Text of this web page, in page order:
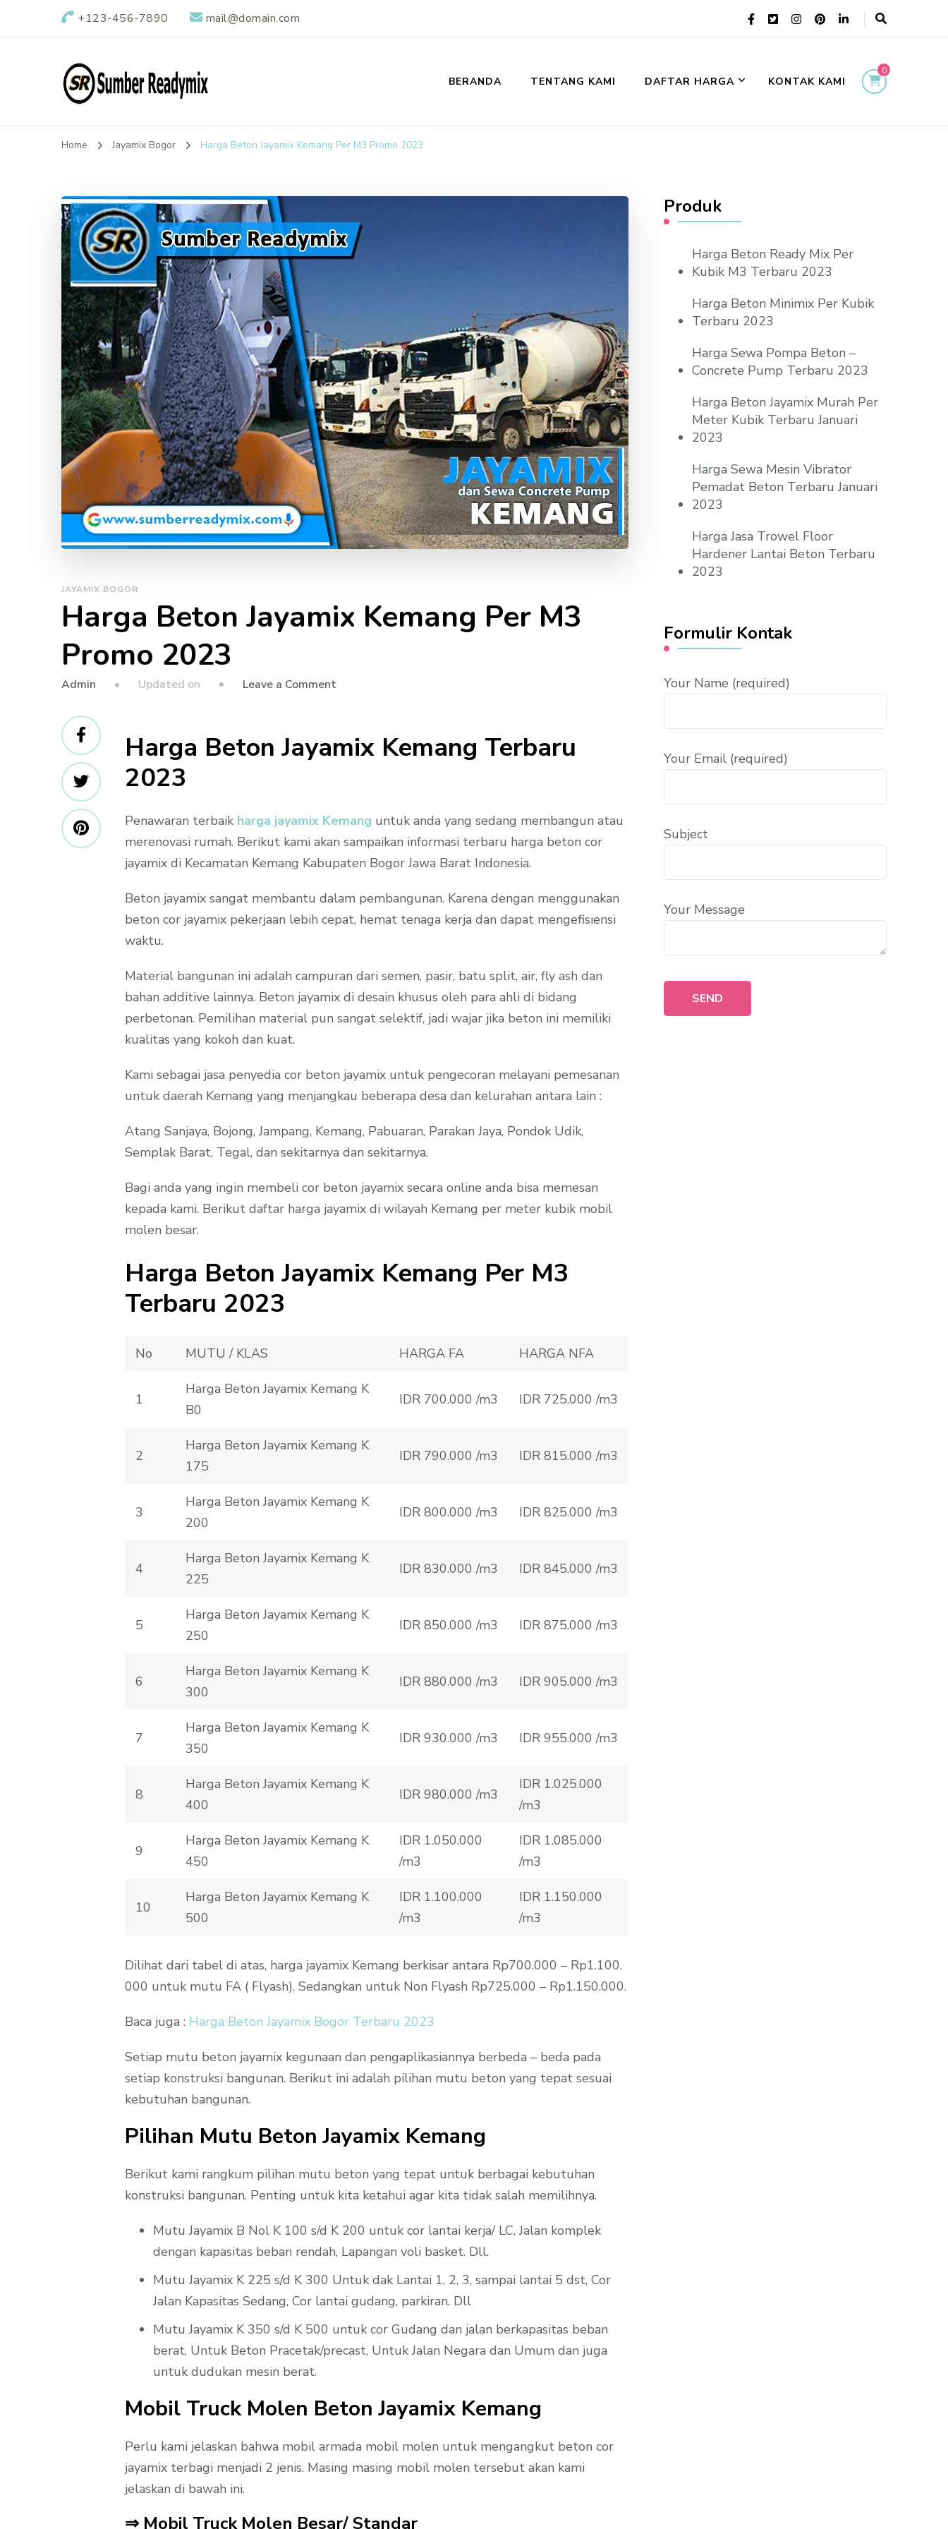
+123-456-7890 mail@domain.com
Sumber Readymix
BERANDA TENTANG KAMI DAFTAR HARGA KONTAK KAMI
0
Home Jayamix Bogor Harga Beton Jayamix Kemang Per M3 Promo 2023
JAYAMIX BOGOR
Harga Beton Jayamix Kemang Per M3
Promo 2023
Admin Updated on Leave a Commenton
Jayamix
Kemang
Promo
2023
Harga Beton Jayamix Kemang Terbaru
2023
Penawaran terbaik harga jayamix Kemang untuk anda yang sedang membangun atau
merenovasi rumah. Berikut kami akan sampaikan informasi terbaru harga beton cor
jayamix di Kecamatan Kemang Kabupaten Bogor Jawa Barat Indonesia.
Beton jayamix sangat membantu dalam pembangunan. Karena dengan menggunakan
beton cor jayamix pekerjaan lebih cepat, hemat tenaga kerja dan dapat mengefisiensi
waktu.
Material bangunan ini adalah campuran dari semen, pasir, batu split, air, fly ash dan
bahan additive lainnya. Beton jayamix di desain khusus oleh para ahli di bidang
perbetonan. Pemilihan material pun sangat selektif, jadi wajar jika beton ini memiliki
kualitas yang kokoh dan kuat.
Kami sebagai jasa penyedia cor beton jayamix untuk pengecoran melayani pemesanan
untuk daerah Kemang yang menjangkau beberapa desa dan kelurahan antara lain :
Atang Sanjaya, Bojong, Jampang, Kemang, Pabuaran, Parakan Jaya, Pondok Udik,
Semplak Barat, Tegal, dan sekitarnya dan sekitarnya.
Bagi anda yang ingin membeli cor beton jayamix secara online anda bisa memesan
kepada kami. Berikut daftar harga jayamix di wilayah Kemang per meter kubik mobil
molen besar.
Harga Beton Jayamix Kemang Per M3
Terbaru 2023
No MUTU / KLAS HARGA FA HARGA NFA
1
Harga Beton Jayamix Kemang K
B0
IDR 700.000 /m3 IDR 725.000 /m3
2
Harga Beton Jayamix Kemang K
175
IDR 790.000 /m3 IDR 815.000 /m3
3
Harga Beton Jayamix Kemang K
200
IDR 800.000 /m3 IDR 825.000 /m3
4
Harga Beton Jayamix Kemang K
225
IDR 830.000 /m3 IDR 845.000 /m3
5
Harga Beton Jayamix Kemang K
250
IDR 850.000 /m3 IDR 875.000 /m3
6
Harga Beton Jayamix Kemang K
300
IDR 880.000 /m3 IDR 905.000 /m3
7
Harga Beton Jayamix Kemang K
350
IDR 930.000 /m3 IDR 955.000 /m3
8
Harga Beton Jayamix Kemang K
400
IDR 980.000 /m3
IDR 1.025.000
/m3
9
Harga Beton Jayamix Kemang K
450
IDR 1.050.000
/m3
IDR 1.085.000
/m3
10
Harga Beton Jayamix Kemang K
500
IDR 1.100.000
/m3
IDR 1.150.000
/m3
Dilihat dari tabel di atas, harga jayamix Kemang berkisar antara Rp700.000 – Rp1.100.
000 untuk mutu FA ( Flyash). Sedangkan untuk Non Flyash Rp725.000 – Rp1.150.000.
Baca juga : Harga Beton Jayamix Bogor Terbaru 2023
Setiap mutu beton jayamix kegunaan dan pengaplikasiannya berbeda – beda pada
setiap konstruksi bangunan. Berikut ini adalah pilihan mutu beton yang tepat sesuai
kebutuhan bangunan.
Pilihan Mutu Beton Jayamix Kemang
Berikut kami rangkum pilihan mutu beton yang tepat untuk berbagai kebutuhan
konstruksi bangunan. Penting untuk kita ketahui agar kita tidak salah memilihnya.
Mutu Jayamix B Nol K 100 s/d K 200 untuk cor lantai kerja/ LC, Jalan komplek
dengan kapasitas beban rendah, Lapangan voli basket. Dll.
Mutu Jayamix K 225 s/d K 300 Untuk dak Lantai 1, 2, 3, sampai lantai 5 dst, Cor
Jalan Kapasitas Sedang, Cor lantai gudang, parkiran. Dll
Mutu Jayamix K 350 s/d K 500 untuk cor Gudang dan jalan berkapasitas beban
berat, Untuk Beton Pracetak/precast, Untuk Jalan Negara dan Umum dan juga
untuk dudukan mesin berat.
Mobil Truck Molen Beton Jayamix Kemang
Perlu kami jelaskan bahwa mobil armada mobil molen untuk mengangkut beton cor
jayamix terbagi menjadi 2 jenis. Masing masing mobil molen tersebut akan kami
jelaskan di bawah ini.
⇒ Mobil Truck Molen Besar/ Standar
Produk
Harga Beton Ready Mix Per
Kubik M3 Terbaru 2023
Harga Beton Minimix Per Kubik
Terbaru 2023
Harga Sewa Pompa Beton –
Concrete Pump Terbaru 2023
Harga Beton Jayamix Murah Per
Meter Kubik Terbaru Januari
2023
Harga Sewa Mesin Vibrator
Pemadat Beton Terbaru Januari
2023
Harga Jasa Trowel Floor
Hardener Lantai Beton Terbaru
2023
Formulir Kontak
Your Name (required)
Your Email (required)
Subject
Your Message